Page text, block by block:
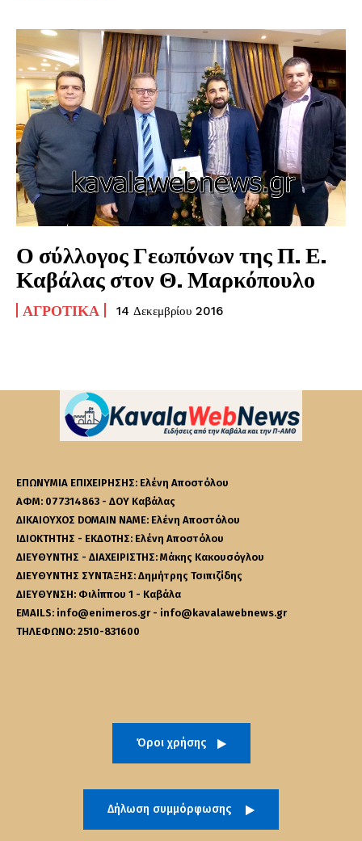
Ο σύλλογος Γεωπόνων της Π. Ε.
Καβάλας στον Θ. Μαρκόπουλο
ΑΓΡΟΤΙΚΆ 14 Δεκεμβρίου 2016
ΕΠΩΝΥΜΙΑ ΕΠΙΧΕΙΡΗΣΗΣ: Ελένη Αποστόλου
ΑΦΜ: 077314863 - ΔΟΥ Καβάλας
ΔΙΚΑΙΟΥΧΟΣ DOMAIN NAME: Ελένη Αποστόλου
ΙΔΙΟΚΤΗΤΗΣ - ΕΚΔΟΤΗΣ: Ελένη Αποστόλου
ΔΙΕΥΘΥΝΤΗΣ - ΔΙΑΧΕΙΡΙΣΤΗΣ: Μάκης Κακουσόγλου
ΔΙΕΥΘΥΝΤΗΣ ΣΥΝΤΑΞΗΣ: Δημήτρης Τσιπιζίδης
ΔΙΕΥΘΥΝΣΗ: Φιλίππου 1 - Καβάλα
EMAILS: info@enimeros.gr - info@kavalawebnews.gr
ΤΗΛΕΦΩΝΟ: 2510-831600
Όροι χρήσης
Δήλωση συμμόρφωσης